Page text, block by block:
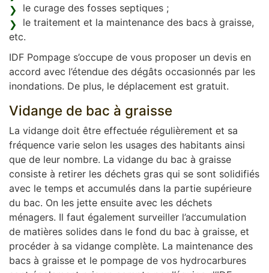
le curage des fosses septiques ;
le traitement et la maintenance des bacs à graisse,
etc.
IDF Pompage s’occupe de vous proposer un devis en
accord avec l’étendue des dégâts occasionnés par les
inondations. De plus, le déplacement est gratuit.
Vidange de bac à graisse
La vidange doit être effectuée régulièrement et sa
fréquence varie selon les usages des habitants ainsi
que de leur nombre. La vidange du bac à graisse
consiste à retirer les déchets gras qui se sont solidifiés
avec le temps et accumulés dans la partie supérieure
du bac. On les jette ensuite avec les déchets
ménagers. Il faut également surveiller l’accumulation
de matières solides dans le fond du bac à graisse, et
procéder à sa vidange complète. La maintenance des
bacs à graisse et le pompage de vos hydrocarbures